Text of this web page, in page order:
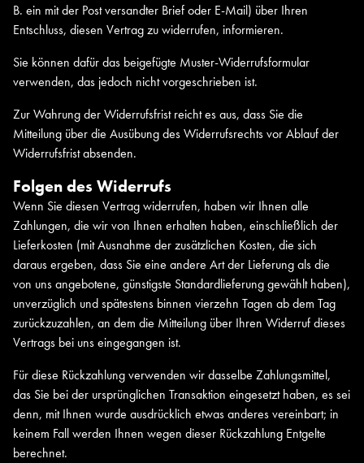
B. ein mit der Post versandter Brief oder E-Mail) über Ihren
Entschluss, diesen Vertrag zu widerrufen, informieren.
Sie können dafür das beigefügte Muster-Widerrufsformular
verwenden, das jedoch nicht vorgeschrieben ist.
Zur Wahrung der Widerrufsfrist reicht es aus, dass Sie die
Mitteilung über die Ausübung des Widerrufsrechts vor Ablauf der
Widerrufsfrist absenden.
Folgen des Widerrufs
Wenn Sie diesen Vertrag widerrufen, haben wir Ihnen alle
Zahlungen, die wir von Ihnen erhalten haben, einschließlich der
Lieferkosten (mit Ausnahme der zusätzlichen Kosten, die sich
daraus ergeben, dass Sie eine andere Art der Lieferung als die
von uns angebotene, günstigste Standardlieferung gewählt haben),
unverzüglich und spätestens binnen vierzehn Tagen ab dem Tag
zurückzuzahlen, an dem die Mitteilung über Ihren Widerruf dieses
Vertrags bei uns eingegangen ist.
Für diese Rückzahlung verwenden wir dasselbe Zahlungsmittel,
das Sie bei der ursprünglichen Transaktion eingesetzt haben, es sei
denn, mit Ihnen wurde ausdrücklich etwas anderes vereinbart; in
keinem Fall werden Ihnen wegen dieser Rückzahlung Entgelte
berechnet.